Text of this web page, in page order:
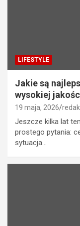
LIFESTYLE
Jakie są
wysokiej
19 maja, 2026
Jeszcze kilka lat
prostego pytania:
sytuacja…